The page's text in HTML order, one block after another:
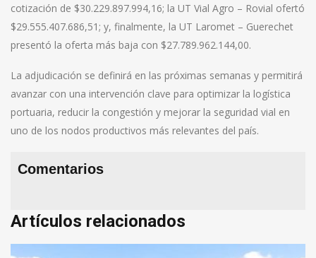
cotización de $30.229.897.994,16; la UT Vial Agro – Rovial ofertó
$29.555.407.686,51; y, finalmente, la UT Laromet – Guerechet
presentó la oferta más baja con $27.789.962.144,00.
La adjudicación se definirá en las próximas semanas y permitirá
avanzar con una intervención clave para optimizar la logística
portuaria, reducir la congestión y mejorar la seguridad vial en
uno de los nodos productivos más relevantes del país.
Comentarios
Artículos relacionados